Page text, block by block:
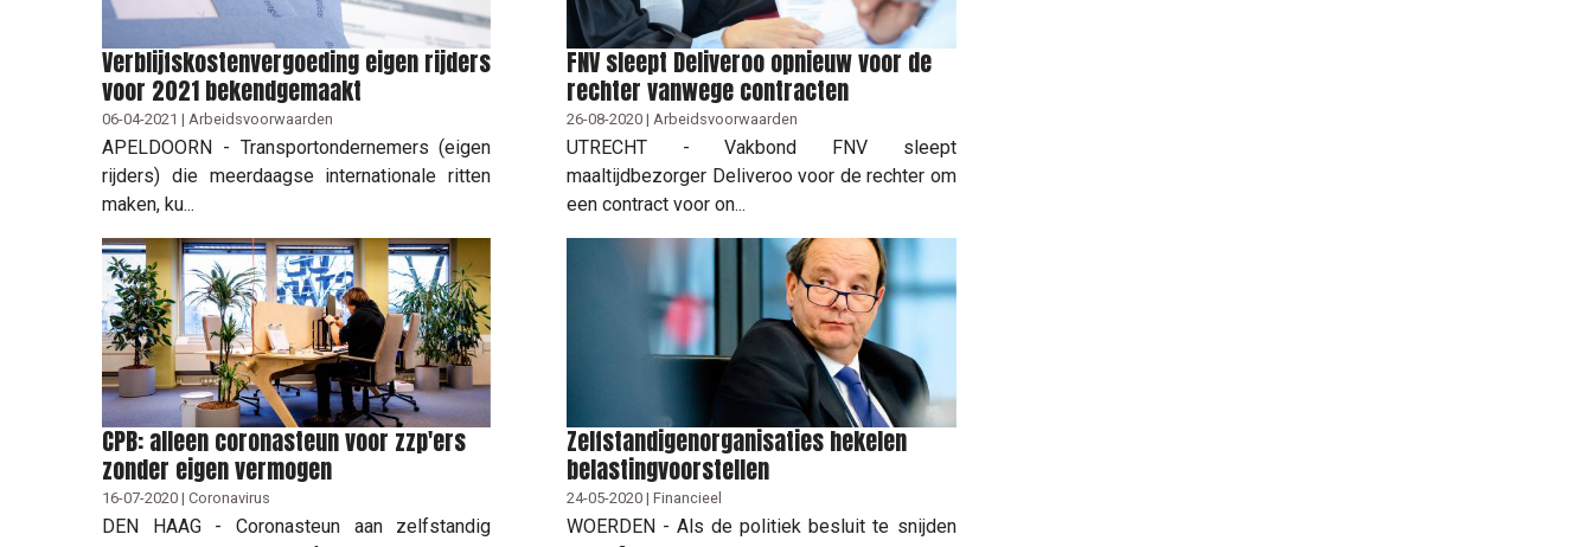
Verblijfskostenvergoeding eigen rijders
voor 2021 bekendgemaakt
06-04-2021 | Arbeidsvoorwaarden
APELDOORN - Transportondernemers (eigen
rijders) die meerdaagse internationale ritten
maken, ku...
FNV sleept Deliveroo opnieuw voor de
rechter vanwege contracten
26-08-2020 | Arbeidsvoorwaarden
UTRECHT - Vakbond FNV sleept
maaltijdbezorger Deliveroo voor de rechter om
een contract voor on...
CPB: alleen coronasteun voor zzp'ers
zonder eigen vermogen
16-07-2020 | Coronavirus
DEN HAAG - Coronasteun aan zelfstandig
Zelfstandigenorganisaties hekelen
belastingvoorstellen
24-05-2020 | Financieel
WOERDEN - Als de politiek besluit te snijden